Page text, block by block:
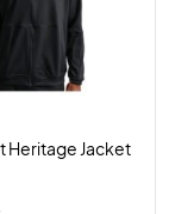
Heritage Jacket